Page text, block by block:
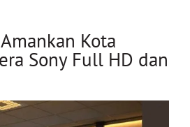
Kota
Sony Full HD dan